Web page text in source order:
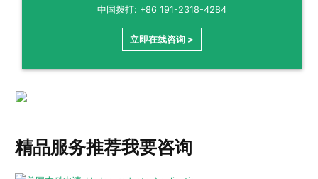
中国拨打: +86 191-2318-4284
立即在线咨询 >
精品服务推荐我要咨询